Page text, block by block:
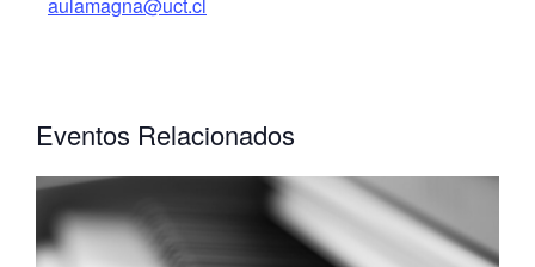
aulamagna@uct.cl
Eventos Relacionados